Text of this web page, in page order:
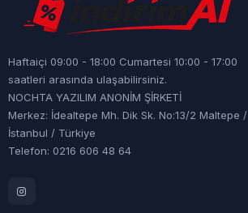
Haftaiçi 09:00 - 18:00 Cumartesi 10:00 - 17:00
saatleri arasında ulaşabilirsiniz.
NOCHTA YAZILIM ANONİM ŞİRKETİ
Merkez: İdealtepe Mh. Dik Sk. No:13/2 Maltepe /
İstanbul / Türkiye
Telefon: 0216 606 48 64